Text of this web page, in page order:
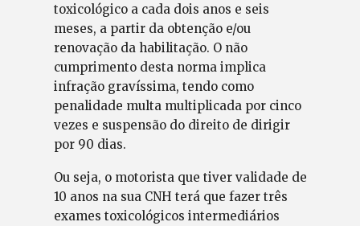
toxicológico a cada dois anos e seis
meses, a partir da obtenção e/ou
renovação da habilitação. O não
cumprimento desta norma implica
infração gravíssima, tendo como
penalidade multa multiplicada por cinco
vezes e suspensão do direito de dirigir
por 90 dias.
Ou seja, o motorista que tiver validade de
10 anos na sua CNH terá que fazer três
exames toxicológicos intermediários